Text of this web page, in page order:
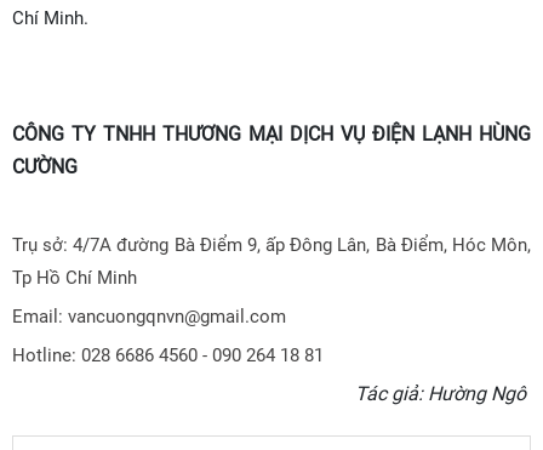
Chí Minh.
CÔNG TY TNHH THƯƠNG MẠI DỊCH VỤ ĐIỆN LẠNH HÙNG
CƯỜNG
Trụ sở: 4/7A đường Bà Điểm 9, ấp Đông Lân, Bà Điểm, Hóc Môn,
Tp Hồ Chí Minh
Email: vancuongqnvn@gmail.com
Hotline: 028 6686 4560 - 090 264 18 81
Tác giả: Hường Ngô